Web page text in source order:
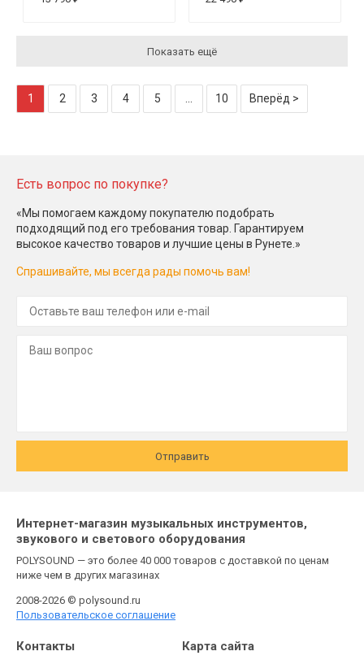
Показать ещё
1 2 3 4 5 10 Вперёд >
Есть вопрос по покупке?
«Мы помогаем каждому покупателю подобрать
подходящий под его требования товар. Гарантируем
высокое качество товаров и лучшие цены в Рунете.»
Спрашивайте, мы всегда рады помочь вам!
Отправить
Интернет-магазин музыкальных инструментов,
звукового и светового оборудования
POLYSOUND — это более 40 000 товаров с доставкой по ценам
ниже чем в других магазинах
2008-2026 © polysound.ru
Пользовательское соглашение
Контакты Карта сайта